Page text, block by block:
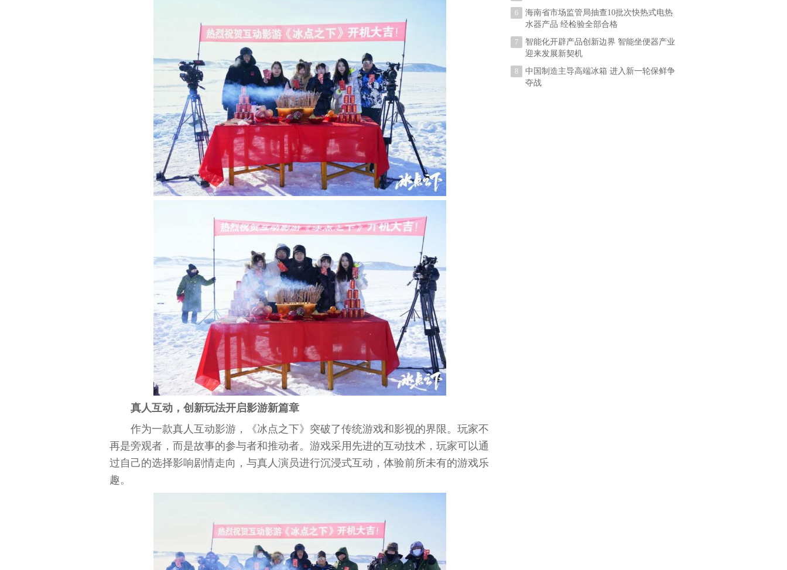
真人互动，创新玩法开启影游新篇章
作为一款真人互动影游，《冰点之下》突破了传统游戏和影视的界限。玩家不
再是旁观者，而是故事的参与者和推动者。游戏采用先进的互动技术，玩家可以通
过自己的选择影响剧情走向，与真人演员进行沉浸式互动，体验前所未有的游戏乐
趣。
6
海南省市场监管局抽查10批次快热式电热
水器产品 经检验全部合格
7
智能化开辟产品创新边界 智能坐便器产业
迎来发展新契机
8
中国制造主导高端冰箱 进入新一轮保鲜争
夺战